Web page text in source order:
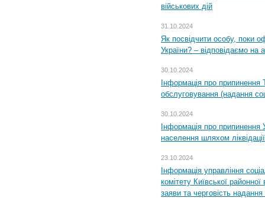
військових дій
31.10.2024
Як посвідчити особу, поки
України? – відповідаємо на
30.10.2024
Інформація про припинення
обслуговування (надання
30.10.2024
Інформація про припинення
населення шляхом ліквідації
23.10.2024
Інформація управління
комітету Київської
заяви та черговість надання